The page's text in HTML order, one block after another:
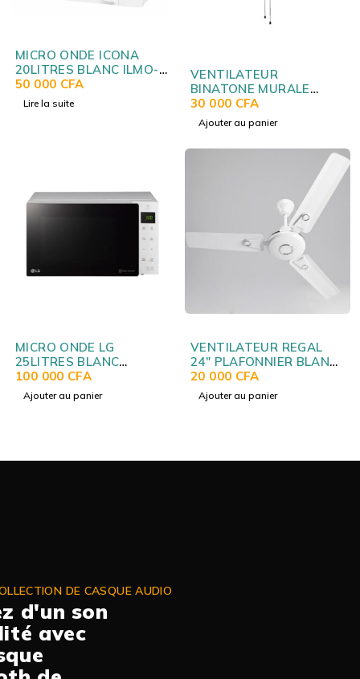
MICRO ONDE ICONA
20LITRES BLANC ILMO-
2015XW
50 000 CFA
Lire la suite
VENTILATEUR
BINATONE MURALE
WF1802/WF1806
30 000 CFA
Ajouter au panier
MICRO ONDE LG
25LITRES BLANC
MS2535GISW
100 000 CFA
Ajouter au panier
VENTILATEUR REGAL
24" PLAFONNIER BLANC
RDF24
20 000 CFA
Ajouter au panier
DE CASQUE AUDIO
d'un son
avec